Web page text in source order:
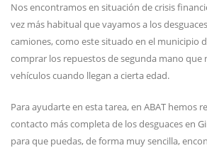
Nos encontramos en situación de crisis
vez más habitual que vayamos a los
camiones, como este situado en el municipio
comprar los repuestos de segunda mano que
vehículos cuando llegan a cierta edad.
Para ayudarte en esta tarea, en ABAT hemos
contacto más completa de los desguaces en
para que puedas, de forma muy sencilla,